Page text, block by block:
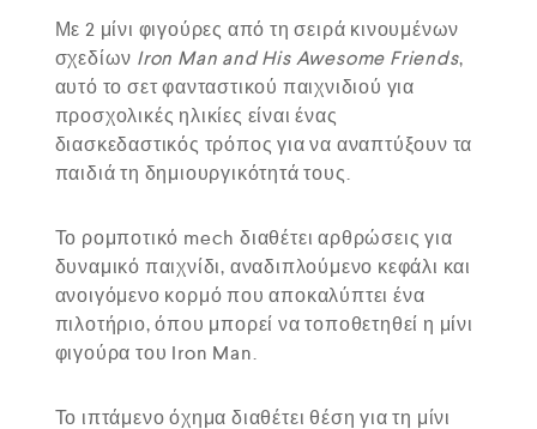
Με 2 μίνι φιγούρες από τη σειρά κινουμένων
σχεδίων Iron Man and His Awesome Friends,
αυτό το σετ φανταστικού παιχνιδιού για
προσχολικές ηλικίες είναι ένας
διασκεδαστικός τρόπος για να αναπτύξουν τα
παιδιά τη δημιουργικότητά τους.
Το ρομποτικό mech διαθέτει αρθρώσεις για
δυναμικό παιχνίδι, αναδιπλούμενο κεφάλι και
ανοιγόμενο κορμό που αποκαλύπτει ένα
πιλοτήριο, όπου μπορεί να τοποθετηθεί η μίνι
φιγούρα του Iron Man.
Το ιπτάμενο όχημα διαθέτει θέση για τη μίνι